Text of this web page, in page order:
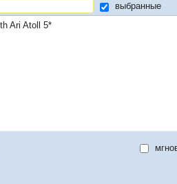
выбранные
Ari Atoll 5*